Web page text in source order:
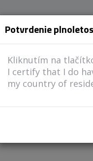
MÔJ
najlepší?
Potvrdenie
Kliknutím na
I certify that I do
my country of